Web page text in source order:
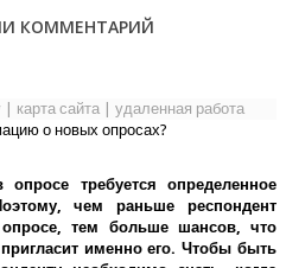
КОММЕНТАРИЙ
| карта сайта| удаленная работа
о новых опросах?
требуется определенное
чем раньше респондент
тем больше шансов, что
именно его.Чтобы быть